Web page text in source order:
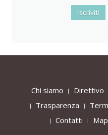
Chi siamo Direttivo
Trasparenza
Contatti